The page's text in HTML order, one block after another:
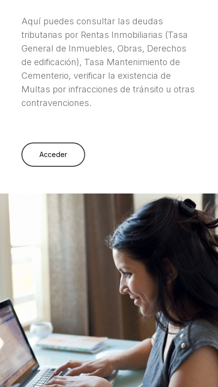
Aquí puedes consultar las deudas
tributarias por Rentas Inmobiliarias (Tasa
General de Inmuebles, Obras, Derechos
de edificación), Tasa Mantenimiento de
Cementerio, verificar la existencia de
Multas por infracciones de tránsito u otras
contravenciones.
Acceder